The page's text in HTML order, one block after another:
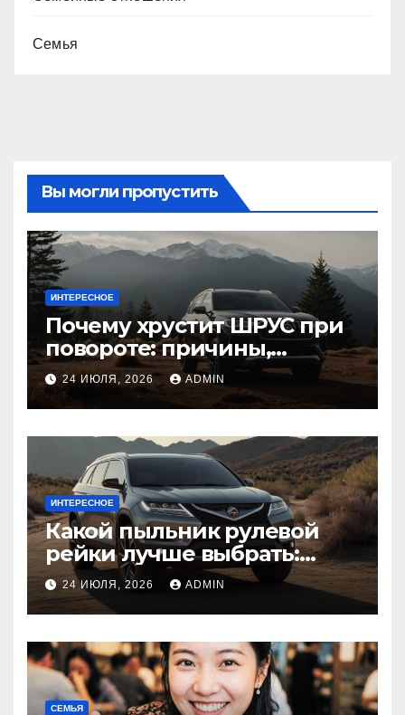
Семья
Вы могли пропустить
ИНТЕРЕСНОЕ
Почему хрустит ШРУС при
повороте: причины,
диагностика
24 ИЮЛЯ, 2026 ADMIN
ИНТЕРЕСНОЕ
Какой пыльник рулевой
рейки лучше выбрать:
оригинальный или аналог,
резина или полиуретан
24 ИЮЛЯ, 2026 ADMIN
СЕМЬЯ